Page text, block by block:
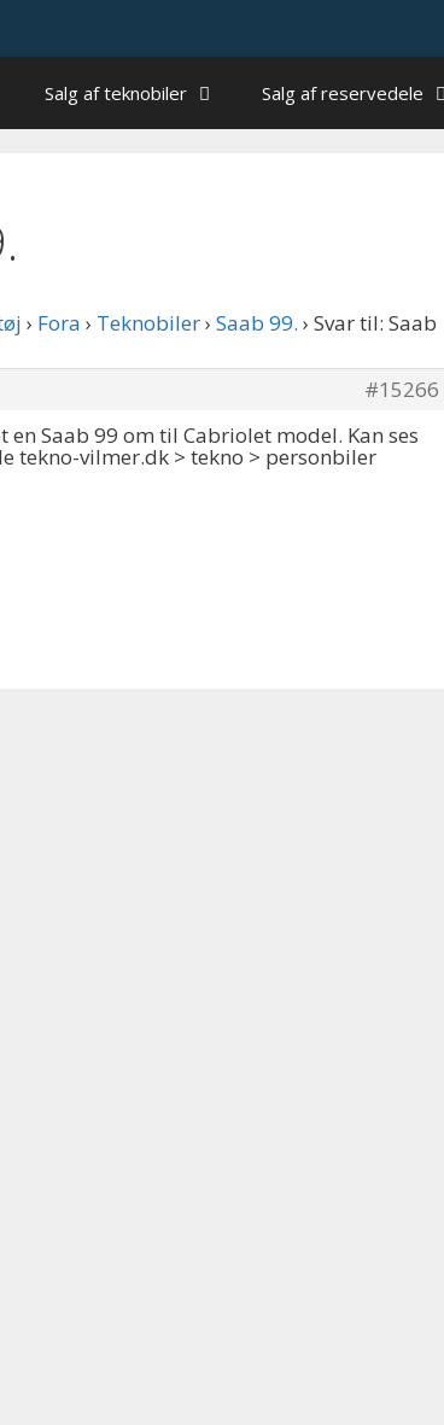
Salg af teknobiler Salg af reservedele
› Fora › Teknobiler› Saab 99. › Svar til: Saab
#15266
en Saab 99 om til Cabriolet model. Kan ses
tekno-vilmer.dk > tekno > personbiler